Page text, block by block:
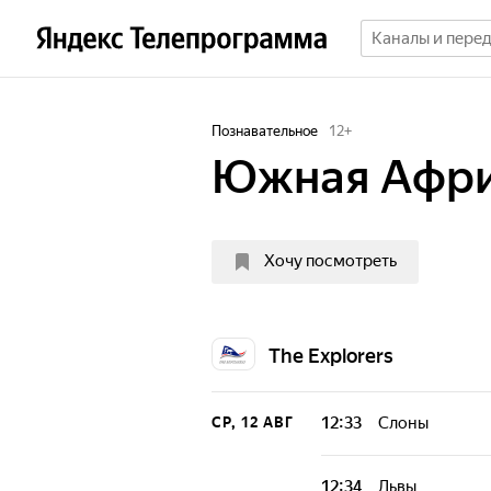
Познавательное 12+
Южная
Хочу посмотреть
The Explorers
СР, 12 АВГ 12:33 Слоны
Южная Африка -
12:34 Львы